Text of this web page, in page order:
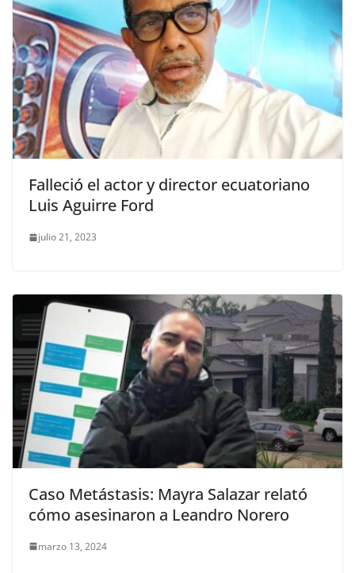
Falleció el actor y director ecuatoriano
Luis Aguirre Ford
julio 21, 2023
Caso Metástasis: Mayra Salazar relató
cómo asesinaron a Leandro Norero
marzo 13, 2024